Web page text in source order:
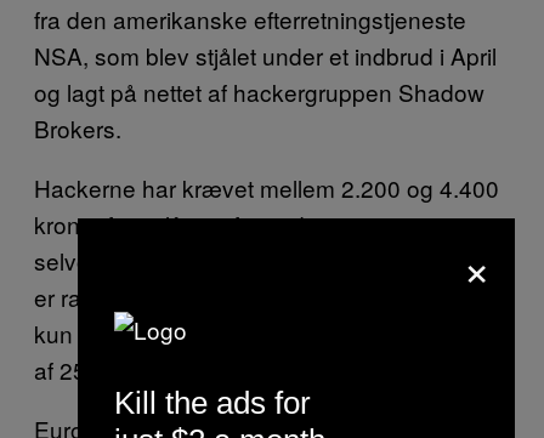
fra den amerikanske efterretningstjeneste
NSA, som blev stjålet under et indbrud i April
og lagt på nettet af hackergruppen Shadow
Brokers.
Hackerne har krævet mellem 2.200 og 4.400
kroner for at låse inficerede computere op, og
selvom rigtige mange computere verden over
er ramt af virussen, har det ifølge eksperter
kun givet bagmændene et udbytte i omegnen
af 250.000 kroner.
Europol har udarbejdet en række gode råd,
×
Kill the ads for